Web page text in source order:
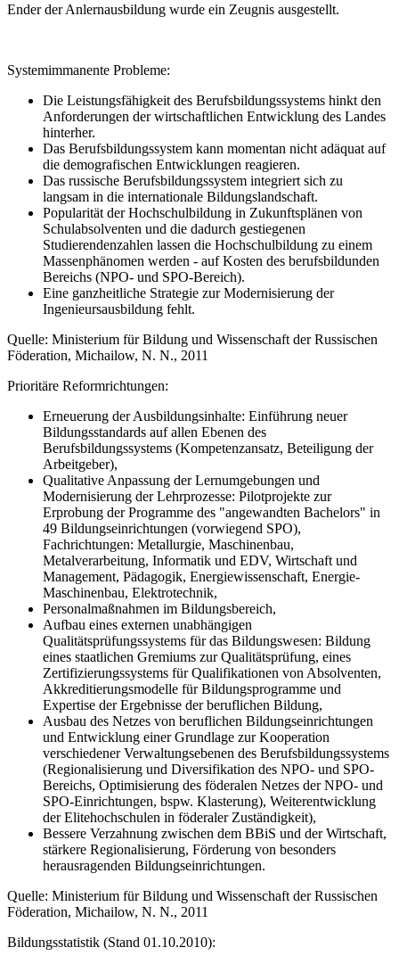
Ender der Anlernausbildung wurde ein Zeugnis ausgestellt.
Systemimmanente Probleme:
Die Leistungsfähigkeit des Berufsbildungssystems hinkt den
Anforderungen der wirtschaftlichen Entwicklung des Landes
hinterher.
Das Berufsbildungssystem kann momentan nicht adäquat auf
die demografischen Entwicklungen reagieren.
Das russische Berufsbildungssystem integriert sich zu
langsam in die internationale Bildungslandschaft.
Popularität der Hochschulbildung in Zukunftsplänen von
Schulabsolventen und die dadurch gestiegenen
Studierendenzahlen lassen die Hochschulbildung zu einem
Massenphänomen werden - auf Kosten des berufsbildunden
Bereichs (NPO- und SPO-Bereich).
Eine ganzheitliche Strategie zur Modernisierung der
Ingenieursausbildung fehlt.
Quelle: Ministerium für Bildung und Wissenschaft der Russischen
Föderation, Michailow, N. N., 2011
Prioritäre Reformrichtungen:
Erneuerung der Ausbildungsinhalte: Einführung neuer
Bildungsstandards auf allen Ebenen des
Berufsbildungssystems (Kompetenzansatz, Beteiligung der
Arbeitgeber),
Qualitative Anpassung der Lernumgebungen und
Modernisierung der Lehrprozesse: Pilotprojekte zur
Erprobung der Programme des "angewandten Bachelors" in
49 Bildungseinrichtungen (vorwiegend SPO),
Fachrichtungen: Metallurgie, Maschinenbau,
Metalverarbeitung, Informatik und EDV, Wirtschaft und
Management, Pädagogik, Energiewissenschaft, Energie-
Maschinenbau, Elektrotechnik,
Personalmaßnahmen im Bildungsbereich,
Aufbau eines externen unabhängigen
Qualitätsprüfungssystems für das Bildungswesen: Bildung
eines staatlichen Gremiums zur Qualitätsprüfung, eines
Zertifizierungssystems für Qualifikationen von Absolventen,
Akkreditierungsmodelle für Bildungsprogramme und
Expertise der Ergebnisse der beruflichen Bildung,
Ausbau des Netzes von beruflichen Bildungseinrichtungen
und Entwicklung einer Grundlage zur Kooperation
verschiedener Verwaltungsebenen des Berufsbildungssystems
(Regionalisierung und Diversifikation des NPO- und SPO-
Bereichs, Optimisierung des föderalen Netzes der NPO- und
SPO-Einrichtungen, bspw. Klasterung), Weiterentwicklung
der Elitehochschulen in föderaler Zuständigkeit),
Bessere Verzahnung zwischen dem BBiS und der Wirtschaft,
stärkere Regionalisierung, Förderung von besonders
herausragenden Bildungseinrichtungen.
Quelle: Ministerium für Bildung und Wissenschaft der Russischen
Föderation, Michailow, N. N., 2011
Bildungsstatistik (Stand 01.10.2010):